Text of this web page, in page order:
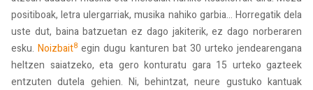
positiboak, letra ulergarriak, musika nahiko garbia... Horregatik dela
uste dut, baina batzuetan ez dago jakiterik, ez dago norberaren
esku.Noizbait8 egin dugu kanturen bat 30 urteko jendearengana
heltzen saiatzeko, eta gero konturatu gara 15 urteko gazteek
entzuten dutela gehien. Ni, behintzat, neure gustuko kantuak